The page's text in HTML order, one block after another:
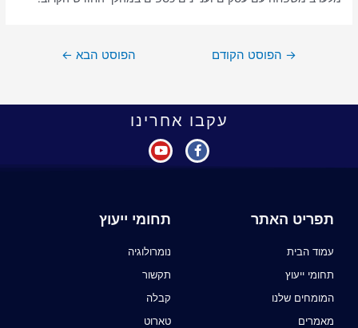
→ הפוסט הקודם הפוסט הבא ←
עקבו אחרינו
תפריט האתר
עמוד הבית
תחומי ייעוץ
המומחים שלנו
מאמרים
תחומי ייעוץ
נומרולוגיה
תקשור
קבלה
טארוט